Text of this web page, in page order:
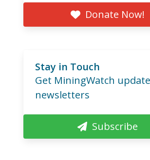
Donate Now!
Stay in Touch
Get MiningWatch
newsletters
Subscribe